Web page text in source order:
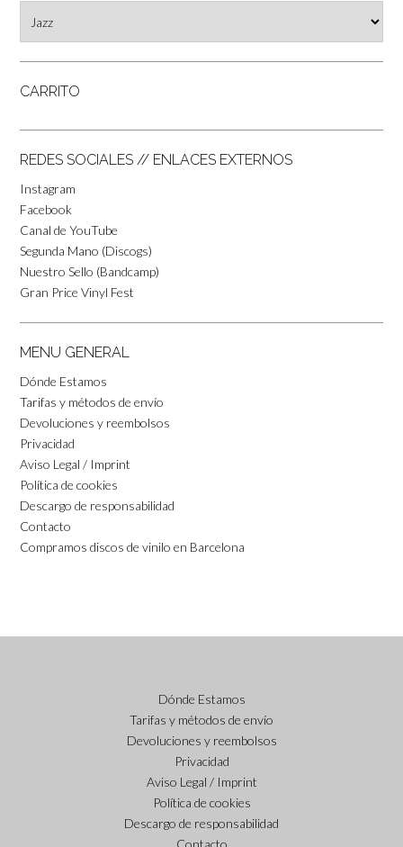
CARRITO
REDES SOCIALES // ENLACES EXTERNOS
Instagram
Facebook
Canal de YouTube
Segunda Mano (Discogs)
Nuestro Sello (Bandcamp)
Gran Price Vinyl Fest
MENU GENERAL
Dónde Estamos
Tarifas y métodos de envío
Devoluciones y reembolsos
Privacidad
Aviso Legal / Imprint
Política de cookies
Descargo de responsabilidad
Contacto
Compramos discos de vinilo en Barcelona
Dónde Estamos
Tarifas y métodos de envío
Devoluciones y reembolsos
Privacidad
Aviso Legal / Imprint
Política de cookies
Descargo de responsabilidad
Contacto